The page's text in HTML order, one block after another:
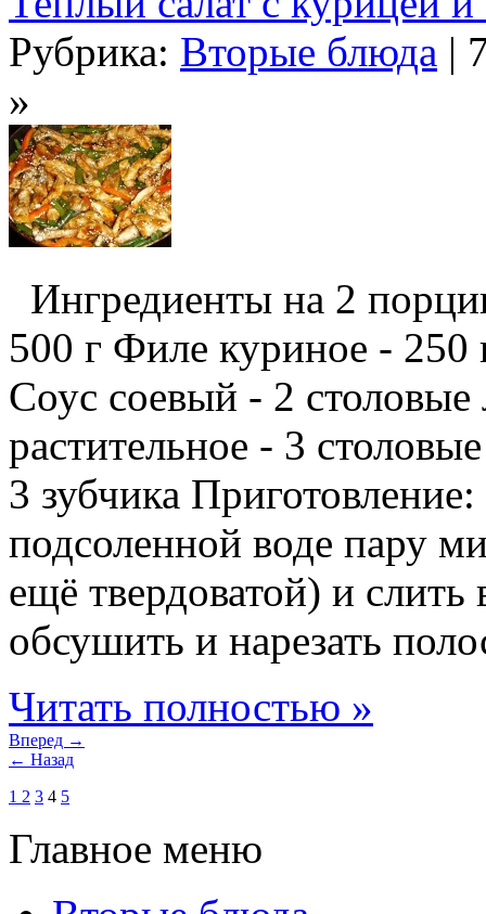
Рубрика: Вторые блюда |
»
Ингредиенты на 2
500 г Филе куриное - 250
Соус соевый - 2
растительное - 3
3 зубчика
подсоленной воде пару
ещё твердоватой) и
обсушить и нарезать
Читать полностью »
Вперед →
← Назад
1 2 3 4 5
Главное меню